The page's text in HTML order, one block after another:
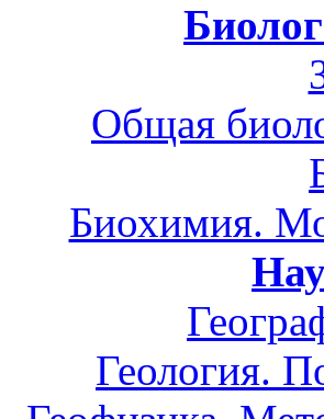
Общая
Биохимия.
Геология.